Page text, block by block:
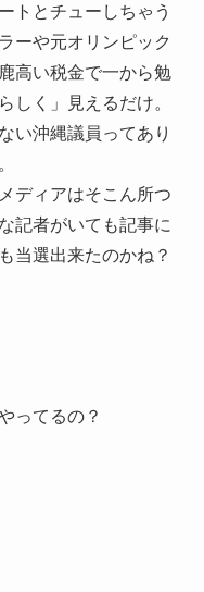
トとチューしちゃう
ーや元オリンピック
高い税金で一から勉
しく」見えるだけ。
い沖縄議員ってあり
ディアはそこん所つ
記者がいても記事に
当選出来たのかね？
ってるの？